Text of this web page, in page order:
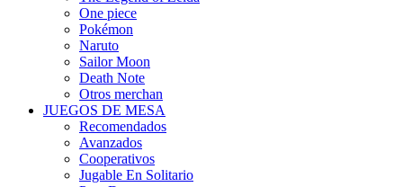
One piece
Pokémon
Naruto
Sailor Moon
Death Note
Otros merchan
JUEGOS DE MESA
Recomendados
Avanzados
Cooperativos
Jugable En Solitario